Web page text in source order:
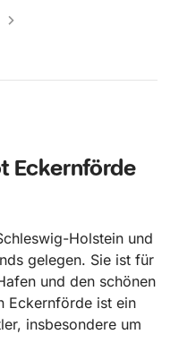
Eckernförde
Holstein und
gelegen. Sie ist für
und den schönen
Eckernförde ist ein
insbesondere um